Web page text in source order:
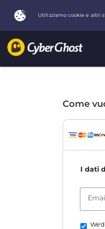
Come
I dati